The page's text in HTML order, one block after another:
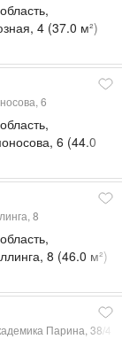
4 (37.0 м²)
6
6 (44.0
8
8 (46.0 м²)
Парина, 38/4